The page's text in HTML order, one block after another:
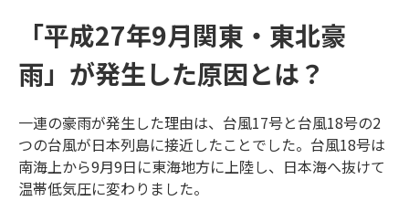
「平成27年9月関東・東北豪
雨」が発生した原因とは？
一連の豪雨が発生した理由は、台風17号と台風18号の2
つの台風が日本列島に接近したことでした。台風18号は
南海上から9月9日に東海地方に上陸し、日本海へ抜けて
温帯低気圧に変わりました。